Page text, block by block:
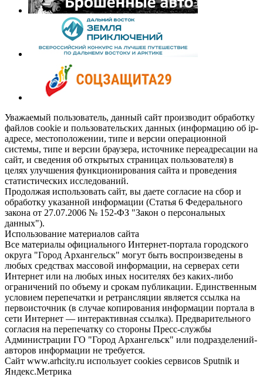
Уважаемый пользователь, данный сайт производит обработку
файлов cookie и пользовательских данных (информацию об ip-
адресе, местоположении, типе и версии операционной
системы, типе и версии браузера, источнике переадресации на
сайт, и сведения об открытых страницах пользователя) в
целях улучшения функционирования сайта и проведения
статистических исследований.
Продолжая использовать сайт, вы даете согласие на сбор и
обработку указанной информации (Статья 6 Федерального
закона от 27.07.2006 № 152-ФЗ "Закон о персональных
данных").
Использование материалов сайта
Все материалы официального Интернет-портала городского
округа "Город Архангельск" могут быть воспроизведены в
любых средствах массовой информации, на серверах сети
Интернет или на любых иных носителях без каких-либо
ограничений по объему и срокам публикации. Единственным
условием перепечатки и ретрансляции является ссылка на
первоисточник (в случае копирования информации портала в
сети Интернет — интерактивная ссылка). Предварительного
согласия на перепечатку со стороны Пресс-службы
Администрации ГО "Город Архангельск" или подразделений-
авторов информации не требуется.
Сайт www.arhcity.ru использует cookies сервисов Sputnik и
Яндекс.Метрика